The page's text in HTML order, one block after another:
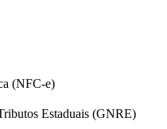
(NFC-e)
Estaduais (GNRE)